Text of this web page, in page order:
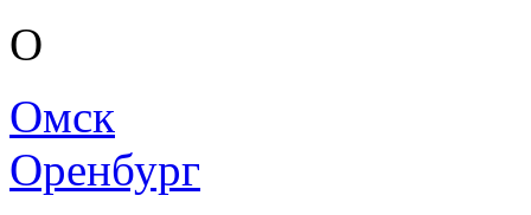
О
Омск
Оренбург